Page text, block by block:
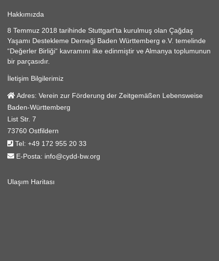
Hakkımızda
8 Temmuz 2018 tarihinde Stuttgart’ta kurulmuş olan Çağdaş
Yaşamı Destekleme Derneği Baden Württemberg e.V. temelinde
“Değerler Birliği“ kavramını ilke edinmiştir ve Almanya toplumunun
bir parçasıdır.
İletişim Bilgilerimiz
Adres: Verein zur Förderung der Zeitgemäßen Lebensweise
Baden-Württemberg
List Str. 7
73760 Ostfildern
Tel: +49 172 955 20 33
E-Posta: info@cydd-bw.org
Ulaşım Haritası